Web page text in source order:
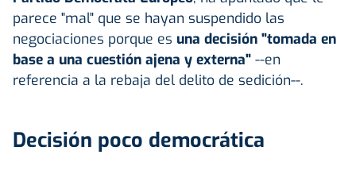
parece "mal" que se hayan suspendido las
negociaciones porque es una decisión "tomada en
base a una cuestión ajena y externa" --en
referencia a la rebaja del delito de sedición--.
Decisión poco democrática